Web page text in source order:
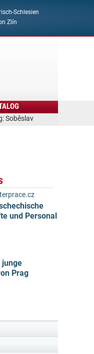
Schlesien
Zlín
Soběslav
und Personal
junge
Prag